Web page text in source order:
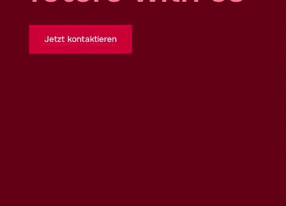
Jetzt kontaktieren